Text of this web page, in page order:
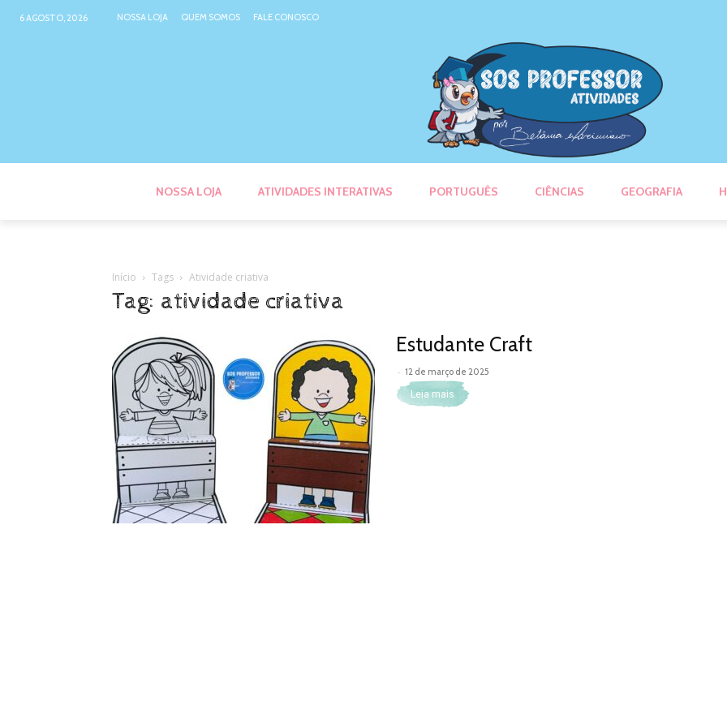
6 AGOSTO, 2026 NOSSA LOJA QUEM SOMOS FALE CONOSCO
NOSSA LOJA ATIVIDADES INTERATIVAS PORTUGUÊS CIÊNCIAS GEOGRAFIA
Início Tags Atividade criativa
Tag: atividade criativa
Estudante Craft
- 12 de março de 2025
Leia mais